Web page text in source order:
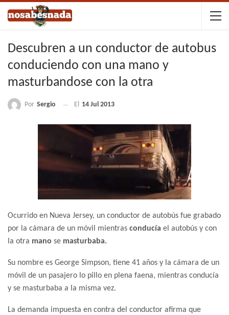
Descubren a un conductor de autobus
conduciendo con una mano y
masturbandose con la otra
Por Sergio El 14 Jul 2013
Ocurrido en Nueva Jersey, un conductor de autobús fue grabado
por la cámara de un móvil mientras conducía el autobús y con
la otra mano se masturbaba.
Su nombre es George Simpson, tiene 41 años y la cámara de un
móvil de un pasajero lo pillo en plena faena, mientras conducía
y se masturbaba a la misma vez.
La demanda impuesta en contra del conductor afirma que